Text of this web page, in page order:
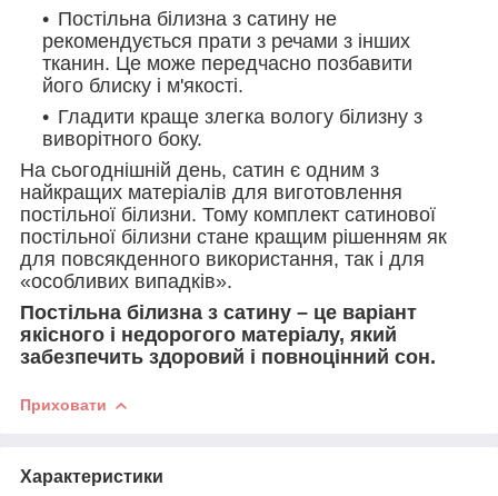
Постільна білизна з сатину не
рекомендується прати з речами з інших
тканин. Це може передчасно позбавити
його блиску і м'якості.
Гладити краще злегка вологу білизну з
виворітного боку.
На сьогоднішній день, сатин є одним з
найкращих матеріалів для виготовлення
постільної білизни. Тому комплект сатинової
постільної білизни стане кращим рішенням як
для повсякденного використання, так і для
«особливих випадків».
Постільна білизна з сатину – це варіант
якісного і недорогого матеріалу, який
забезпечить здоровий і повноцінний сон.
Приховати
Характеристики